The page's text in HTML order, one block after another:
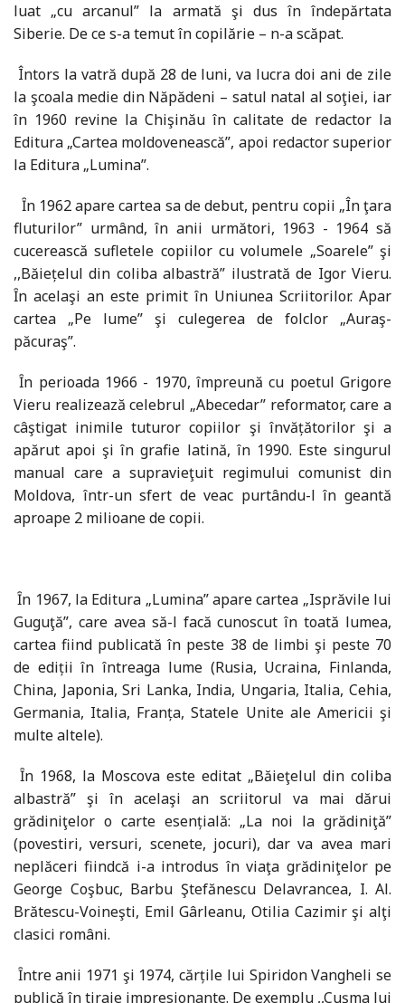
luat „cu arcanul” la armată şi dus în îndepărtata
Siberie. De ce s-a temut în copilărie – n-a scăpat.
Întors la vatră după 28 de luni, va lucra doi ani de zile
la şcoala medie din Năpădeni – satul natal al soţiei, iar
în 1960 revine la Chişinău în calitate de redactor la
Editura „Cartea moldovenească”, apoi redactor superior
la Editura „Lumina”.
Ȋn 1962 apare cartea sa de debut, pentru copii „În ţara
fluturilor” urmând, în anii următori, 1963 - 1964 să
cucerească sufletele copiilor cu volumele „Soarele” şi
,,Băiețelul din coliba albastră” ilustrată de Igor Vieru.
Ȋn acelaşi an este primit în Uniunea Scriitorilor. Apar
cartea „Pe lume” şi culegerea de folclor „Auraş-
păcuraş”.
Ȋn perioada 1966 - 1970, împreună cu poetul Grigore
Vieru realizează celebrul „Abecedar” reformator, care a
câştigat inimile tuturor copiilor şi învățătorilor şi a
apărut apoi şi în grafie latină, în 1990. Este singurul
manual care a supravieţuit regimului comunist din
Moldova, într-un sfert de veac purtându-l în geantă
aproape 2 milioane de copii.
Ȋn 1967, la Editura „Lumina” apare cartea „Isprăvile lui
Guguţă”, care avea să-l facă cunoscut în toată lumea,
cartea fiind publicată în peste 38 de limbi şi peste 70
de ediții în întreaga lume (Rusia, Ucraina, Finlanda,
China, Japonia, Sri Lanka, India, Ungaria, Italia, Cehia,
Germania, Italia, Franța, Statele Unite ale Americii şi
multe altele).
Ȋn 1968, la Moscova este editat „Băieţelul din coliba
albastră” şi în acelaşi an scriitorul va mai dărui
grădiniţelor o carte esențială: „La noi la grădiniţă”
(povestiri, versuri, scenete, jocuri), dar va avea mari
neplăceri fiindcă i-a introdus în viaţa grădiniţelor pe
George Coşbuc, Barbu Ştefănescu Delavrancea, I. Al.
Brătescu-Voineşti, Emil Gârleanu, Otilia Cazimir şi alţi
clasici români.
Ȋntre anii 1971 şi 1974, cărțile lui Spiridon Vangheli se
publică în tiraje impresionante. De exemplu ,,Cuşma lui